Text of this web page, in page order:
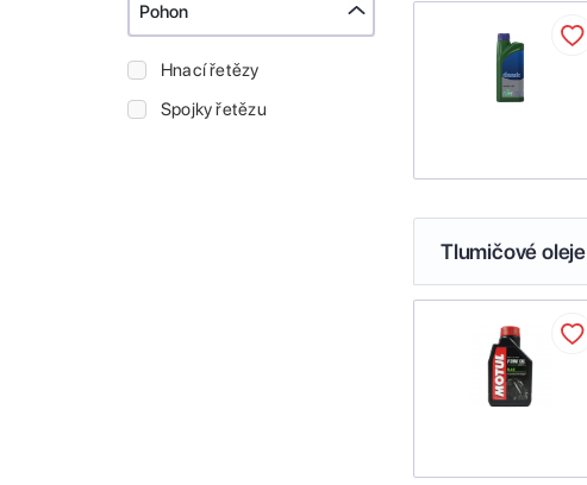
Pohon
Hnací řetězy
Spojky řetězu
Tlumičové oleje